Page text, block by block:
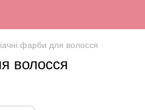
фарби для волосся
волосся